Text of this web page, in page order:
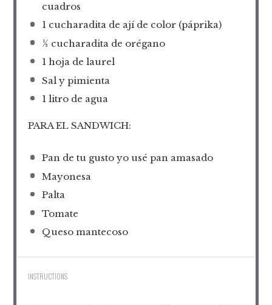
cuadros
1cucharadita de ají de color (páprika)
½ cucharadita de orégano
1hoja de laurel
Sal y pimienta
1litro de agua
PARA EL SANDWICH:
Pan de tu gusto yo usé pan amasado
Mayonesa
Palta
Tomate
Queso mantecoso
INSTRUCTIONS